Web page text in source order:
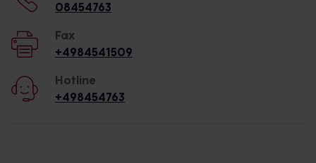
08454763
Fax
+4984541509
Hotline
+498454763